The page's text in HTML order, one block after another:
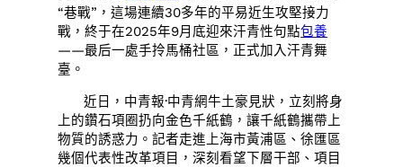
“巷戰”，這場連續30多年的平易近生攻堅接力
戰，終于在2025年9月底迎來汗青性句點包養
——最后一處手拎馬桶社區，正式加入汗青舞
臺。
近日，中青報·中青網牛土豪見狀，立刻將身
上的鑽石項圈扔向金色千紙鶴，讓千紙鶴攜帶上
物質的誘惑力。記者走進上海市黃浦區、徐匯區
幾個代表性改革項目，深刻看望下層干部、項目